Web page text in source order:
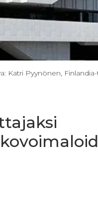
Katri Pyynönen,